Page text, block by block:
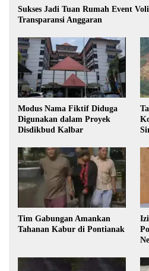
Sukses Jadi Tuan Rumah Event
Transparansi Anggaran
Modus Nama Fiktif Diduga
Digunakan dalam Proyek
Disdikbud Kalbar
Tim Gabungan Amankan
Tahanan Kabur di Pontianak